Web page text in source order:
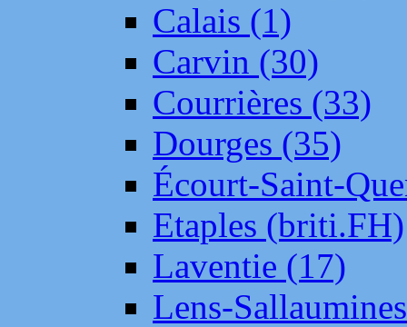
Calais (1)
Carvin (30)
Courrières (33)
Dourges (35)
Écourt-Saint-
Etaples (briti.FH)
Laventie (17)
Lens-